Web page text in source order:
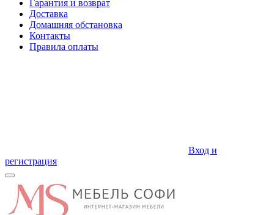
Гарантия и возврат
Доставка
Домашняя обстановка
Контакты
Правила оплаты
Вход и
регистрация